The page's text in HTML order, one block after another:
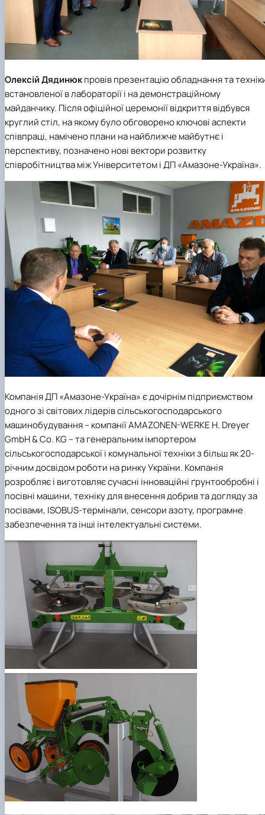
Олексій Дядинюкпровів презентацію обладнання та
встановленої в лабораторії і на демонстраційному
майданчику. Після офіційної церемонії відкриття відбувся
круглий стіл, на якому було обговорено ключові аспекти
співпраці, намічено плани на найближче майбутнє і
перспективу, позначено нові вектори розвитку
співробітництва між Університетом іДП «Амазоне-Україна».
КомпаніяДП «Амазоне-Україна»є дочірнім підприємством
одного зі світових лідерів сільськогосподарського
машинобудування – компаніїAMAZONEN-WERKE H. Dreyer
GmbH & Co. KG – та генеральним імпортером
сільськогосподарської і комунальної техніки з більш як 20-
річним досвідом роботи на ринку України. Компанія
розробляє і виготовляє сучасні інноваційні ґрунтообробні і
посівні машини, техніку для внесення добрив та догляду за
посівами, ISOBUS-термінали, сенсори азоту, програмне
забезпечення та інші інтелектуальні системи.